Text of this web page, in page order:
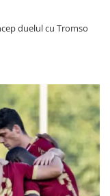
duelul cu Tromso